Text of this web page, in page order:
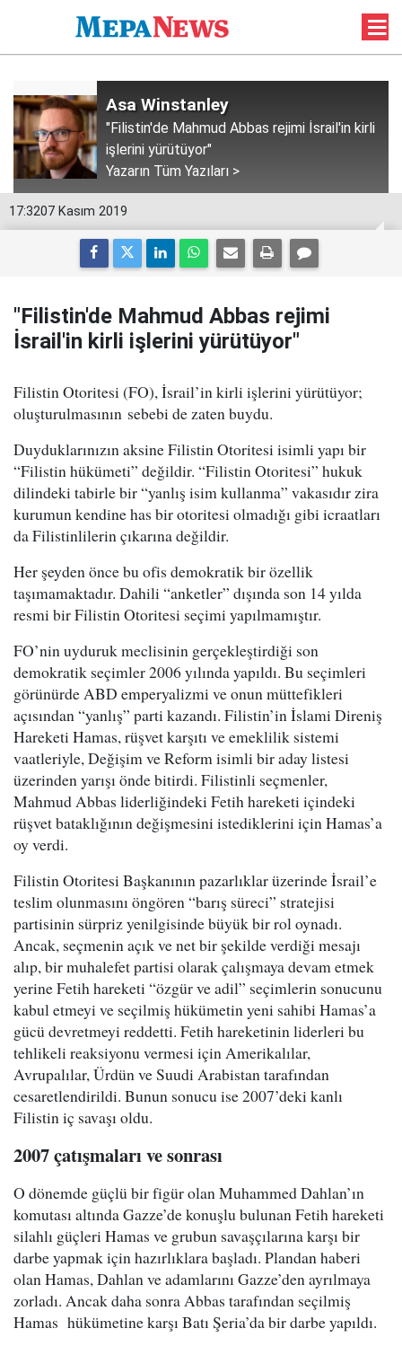
Asa Winstanley
"Filistin'de Mahmud Abbas rejimi İsrail'in kirli
işlerini yürütüyor"
Yazarın Tüm Yazıları >
17:3207 Kasım 2019
"Filistin'de Mahmud Abbas rejimi
İsrail'in kirli işlerini yürütüyor"
Filistin Otoritesi (FO), İsrail’in kirli işlerini yürütüyor;
oluşturulmasının sebebi de zaten buydu.
Duyduklarınızın aksine Filistin Otoritesi isimli yapı bir
“Filistin hükümeti” değildir. “Filistin Otoritesi” hukuk
dilindeki tabirle bir “yanlış isim kullanma” vakasıdır zira
kurumun kendine has bir otoritesi olmadığı gibi icraatları
da Filistinlilerin çıkarına değildir.
Her şeyden önce bu ofis demokratik bir özellik
taşımamaktadır. Dahili “anketler” dışında son 14 yılda
resmi bir Filistin Otoritesi seçimi yapılmamıştır.
FO’nin uyduruk meclisinin gerçekleştirdiği son
demokratik seçimler 2006 yılında yapıldı. Bu seçimleri
görünürde ABD emperyalizmi ve onun müttefikleri
açısından “yanlış” parti kazandı. Filistin’in İslami Direniş
Hareketi Hamas, rüşvet karşıtı ve emeklilik sistemi
vaatleriyle, Değişim ve Reform isimli bir aday listesi
üzerinden yarışı önde bitirdi. Filistinli seçmenler,
Mahmud Abbas liderliğindeki Fetih hareketi içindeki
rüşvet bataklığının değişmesini istediklerini için Hamas’a
oy verdi.
Filistin Otoritesi Başkanının pazarlıklar üzerinde İsrail’e
teslim olunmasını öngören “barış süreci” stratejisi
partisinin sürpriz yenilgisinde büyük bir rol oynadı.
Ancak, seçmenin açık ve net bir şekilde verdiği mesajı
alıp, bir muhalefet partisi olarak çalışmaya devam etmek
yerine Fetih hareketi “özgür ve adil” seçimlerin sonucunu
kabul etmeyi ve seçilmiş hükümetin yeni sahibi Hamas’a
gücü devretmeyi reddetti. Fetih hareketinin liderleri bu
tehlikeli reaksiyonu vermesi için Amerikalılar,
Avrupalılar, Ürdün ve Suudi Arabistan tarafından
cesaretlendirildi. Bunun sonucu ise 2007’deki kanlı
Filistin iç savaşı oldu.
2007 çatışmaları ve sonrası
O dönemde güçlü bir figür olan Muhammed Dahlan’ın
komutası altında Gazze’de konuşlu bulunan Fetih hareketi
silahlı güçleri Hamas ve grubun savaşçılarına karşı bir
darbe yapmak için hazırlıklara başladı. Plandan haberi
olan Hamas, Dahlan ve adamlarını Gazze’den ayrılmaya
zorladı. Ancak daha sonra Abbas tarafından seçilmiş
Hamas hükümetine karşı Batı Şeria’da bir darbe yapıldı.